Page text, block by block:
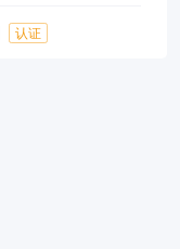
认证